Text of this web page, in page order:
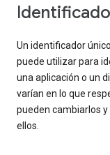
Un identificador
puede utilizar para
una aplicación o un
varían en lo que
pueden cambiarlos
ellos.